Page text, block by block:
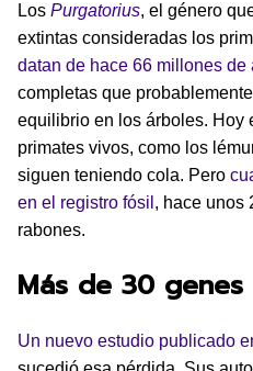
Los Purgatorius, el género
extintas consideradas los
datan de hace 66 millones de
completas que
equilibrio en los árboles. Hoy
primates vivos, como los
siguen teniendo cola. Pero
en el registro fósil , hace unos
rabones.
Más de 30 genes
Un nuevo estudio publicado